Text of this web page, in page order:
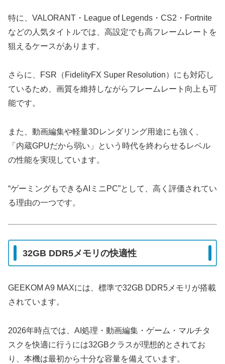
特に、VALORANT・League of Legends・CS2・Fortnite
などの人気タイトルでは、高設定でも高フレームレートを
狙えるケースがあります。
さらに、FSR（FidelityFX Super Resolution）にも対応し
ているため、画質を維持しながらフレームレート向上も可
能です。
また、動画編集や軽量3Dレンダリング用途にも強く、
「内蔵GPUだから弱い」という時代を終わらせるレベル
の性能を実現しています。
“ゲーミングもできるAIミニPC”として、高く評価されてい
る理由の一つです。
32GB DDR5メモリの快適性
GEEKOM A9 MAXには、標準で32GB DDR5メモリが搭載
されています。
2026年時点では、AI処理・動画編集・ゲーム・マルチタ
スクを快適に行うには32GBクラスが理想的とされてお
り、本機は最初から十分な容量を備えています。